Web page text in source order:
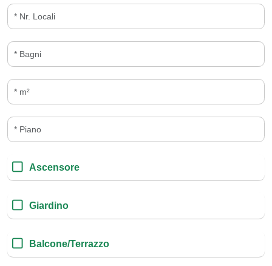
Ascensore
Giardino
Balcone/Terrazzo